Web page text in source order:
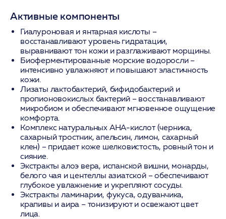
Активные компоненты
Гиалуроновая и янтарная кислоты –
восстанавливают уровень гидратации,
выравнивают тон кожи и разглаживают морщины.
Биоферментированные морские водоросли–
интенсивно увлажняют и повышают эластичность
кожи.
Лизаты лактобактерий, бифидобактерий и
пропионовокислых бактерий – восстанавливают
микробиом и обеспечивают мгновенное ощущение
комфорта.
Комплекс натуральных AHA-кислот (черника,
сахарный тростник, апельсин, лимон, сахарный
клен) – придает коже шелковистость, ровный тон и
сияние.
Экстракты алоэ вера, испанской вишни, монарды,
белого чая и центеллы азиатской– обеспечивают
глубокое увлажнение и укрепляют сосуды.
Экстракты ламинарии, фукуса, одуванчика,
крапивы и аира – тонизируют и освежают цвет
лица.